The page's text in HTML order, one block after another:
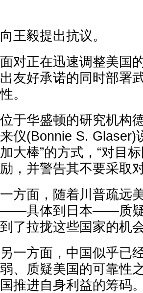
向王毅提出抗议。
面对正在迅速调整美国
出友好承诺的同时部署
性。
位于华盛顿的研究机构
来仪(Bonnie S. Glaser)
加大棒”的方式，“对目
励，并警告其不要采取
一方面，随着川普疏远
——具体到日本——质疑
到了拉拢这些国家的机会
另一方面，中国似乎已
弱、质疑美国的可靠性
国推进自身利益的筹码。